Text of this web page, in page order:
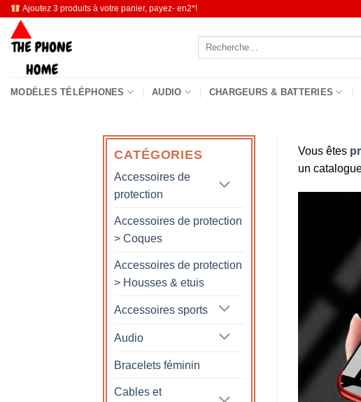
Passer
contenu
Ajoutez 3 produits à votre panier, payez- en2*!
Recherche
MODÈLES TÉLÉPHONES AUDIO CHARGEURS & BATTERIES
CATÉGORIES
Accessoires de
protection
Accessoires de protection
> Coques
Accessoires de protection
> Housses & etuis
Accessoires sports
Audio
Bracelets féminin
Cables et
Vous êtes
un